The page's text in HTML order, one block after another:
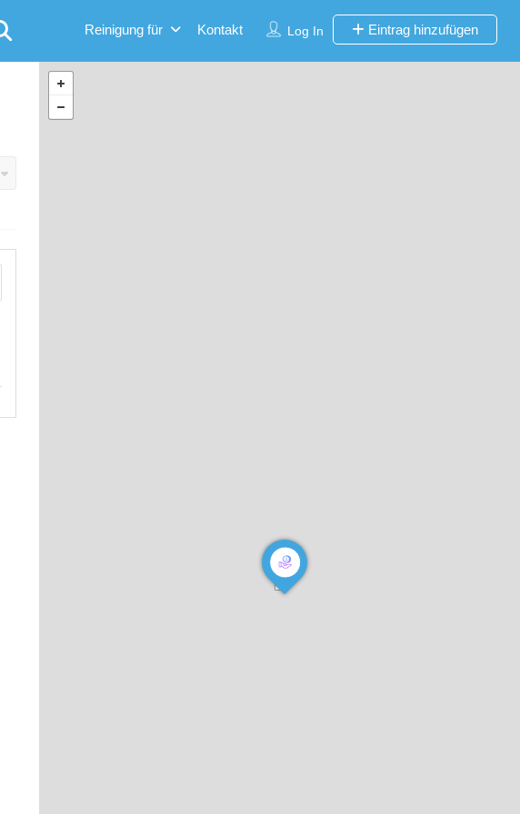
Log In Eintrag hinzufügen
Reinigung für Kontakt